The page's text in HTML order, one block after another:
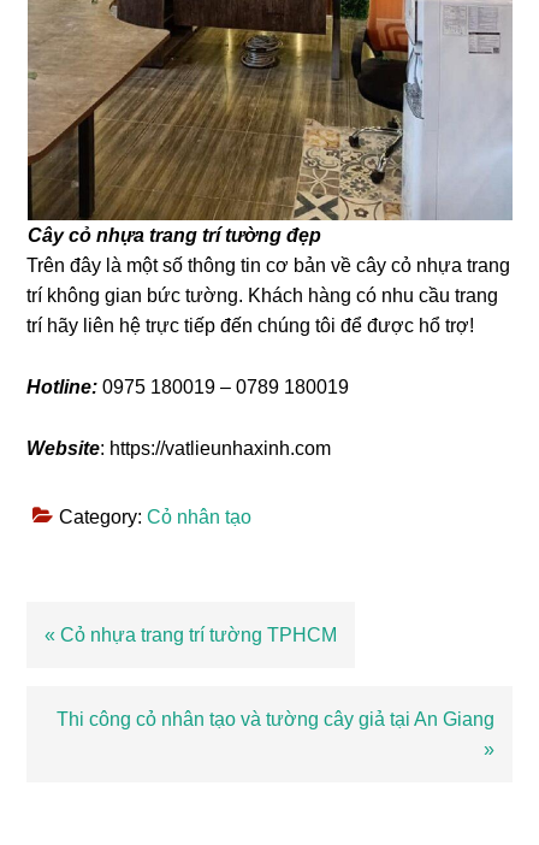
Cây cỏ nhựa trang trí tường đẹp
Trên đây là một số thông tin cơ bản về cây cỏ nhựa trang
trí không gian bức tường. Khách hàng có nhu cầu trang
trí hãy liên hệ trực tiếp đến chúng tôi để được hổ trợ!
Hotline: 0975 180019 – 0789 180019
Website: https://vatlieunhaxinh.com
Category:Cỏ nhân tạo
Bài
« Cỏ nhựa trang trí tường TPHCM
Bài
Thi công cỏ nhân tạo và tường cây giả tại An Giang
»